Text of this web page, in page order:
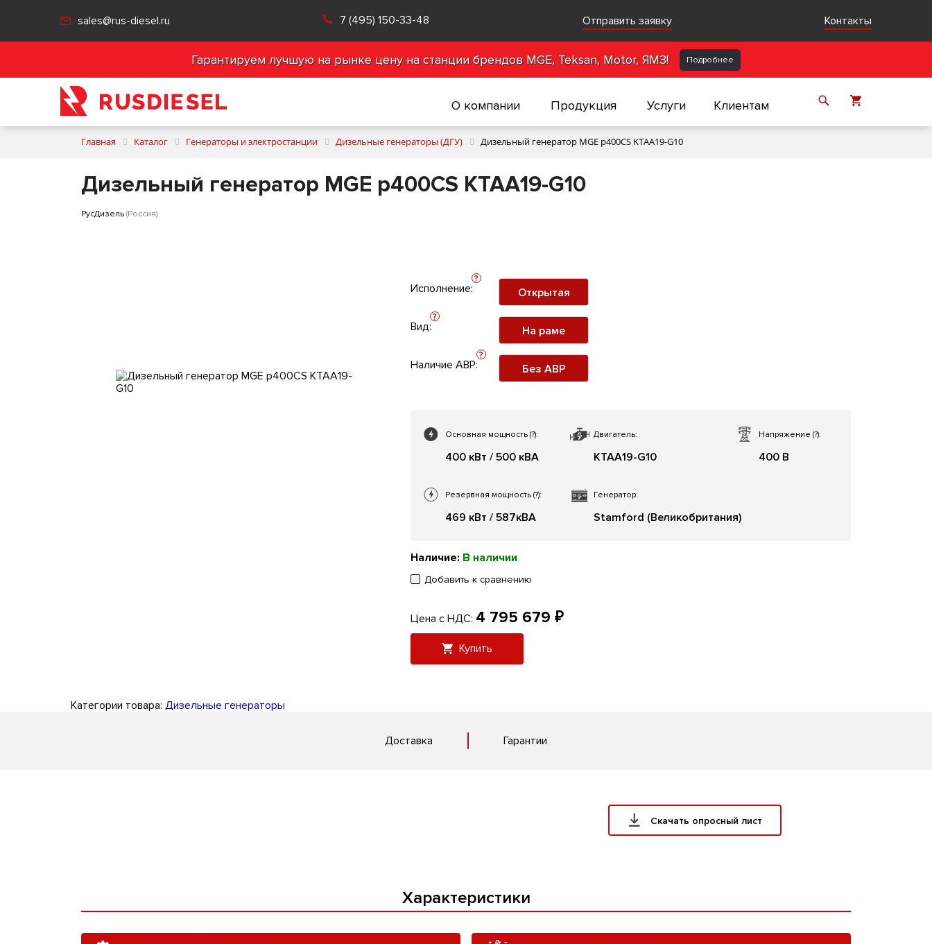
sales@rus-diesel.ru 7 (495) 150-33-48 Отправить заявку Контакты
Гарантируем лучшую на рынке цену на станции брендов MGE, Teksan, Motor, ЯМЗ! Подробнее
О компании Продукция Услуги Клиентам
Главная Каталог Генераторы и электростанции Дизельные генераторы (ДГУ) Дизельный генератор MGE p400CS KTAA19-G10
Дизельный генератор MGE p400CS KTAA19-G10
РусДизель (Россия)
Исполнение:
?
Открытая
Вид:
?
На раме
Наличие АВР:
?
Без АВР
Основная мощность (?):
400 кВт / 500 кВА
Двигатель:
KTAA19-G10
Напряжение(?):
400 В
Резервная мощность (?):
469 кВт / 587кВА
Генератор:
Stamford (Великобритания)
Наличие: В наличии
Добавить к сравнению
Цена с НДС: 4 795 679 ₽
Купить
Категории товара: Дизельные генераторы
Доставка Гарантии
Скачать опросный лист
Характеристики